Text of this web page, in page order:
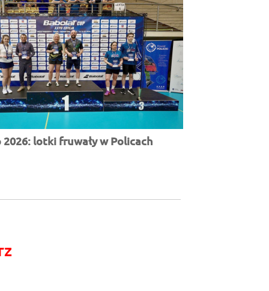
lotki fruwały w Policach